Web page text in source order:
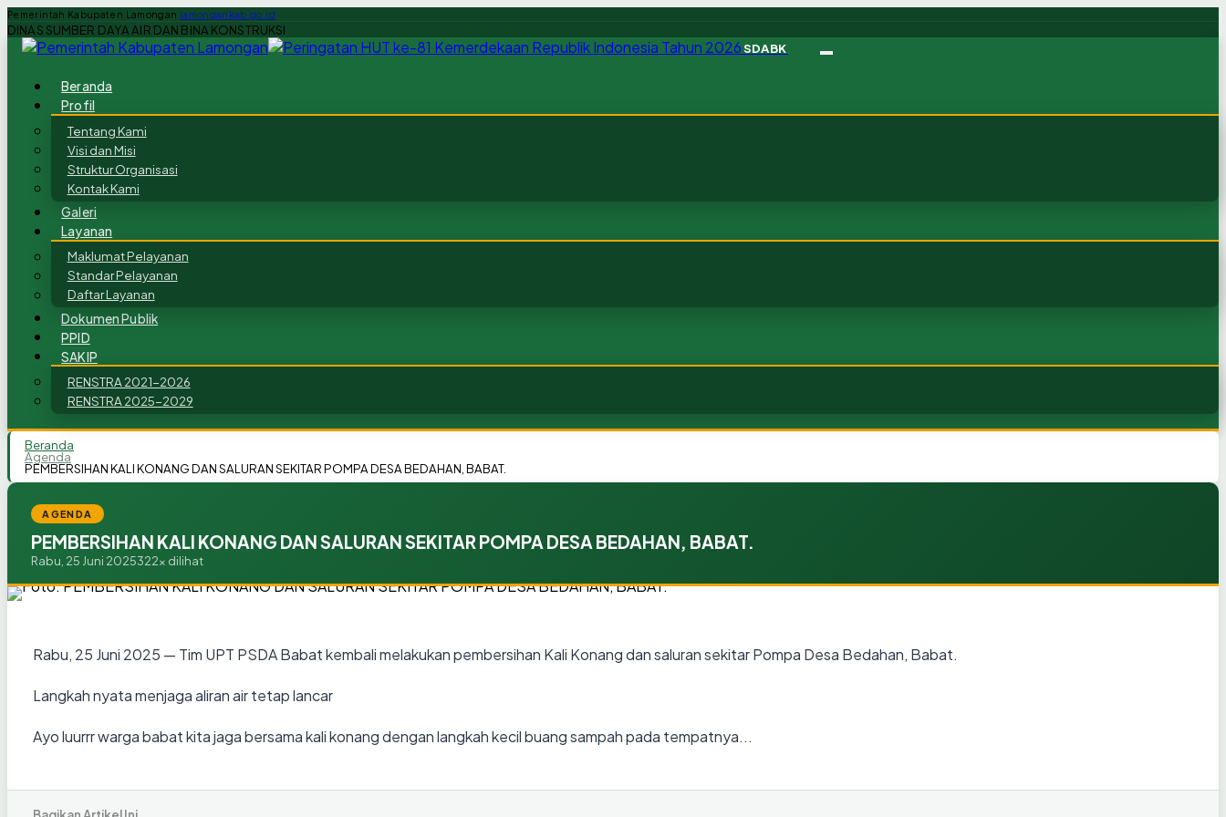
Pemerintah Kabupaten Lamongan lamongankab.go.id
DINAS SUMBER DAYA AIR DAN BINA KONSTRUKSI
SDABK
Beranda
Profil
Tentang Kami
Visi dan Misi
Struktur Organisasi
Kontak Kami
Galeri
Layanan
Maklumat Pelayanan
Standar Pelayanan
Daftar Layanan
Dokumen Publik
PPID
SAKIP
RENSTRA 2021-2026
RENSTRA 2025-2029
Beranda
Agenda
PEMBERSIHAN KALI KONANG DAN SALURAN SEKITAR POMPA DESA BEDAHAN, BABAT.
AGENDA
PEMBERSIHAN KALI KONANG DAN SALURAN SEKITAR POMPA DESA BEDAHAN, BABAT.
Rabu, 25 Juni 2025322x dilihat
Rabu, 25 Juni 2025 — Tim UPT PSDA Babat kembali melakukan pembersihan Kali Konang dan saluran sekitar Pompa Desa Bedahan, Babat.
Langkah nyata menjaga aliran air tetap lancar
Ayo luurrr warga babat kita jaga bersama kali konang dengan langkah kecil buang sampah pada tempatnya...